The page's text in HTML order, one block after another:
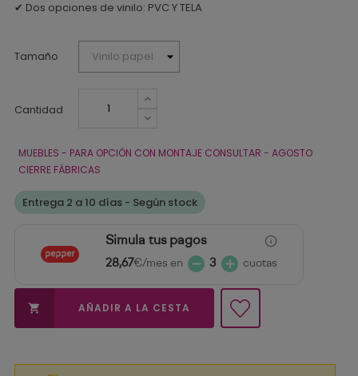
✔ Dos opciones de vinilo: PVC Y TELA
Tamaño
Cantidad
MUEBLES - PARA OPCIÓN CON MONTAJE CONSULTAR - AGOSTO
CIERRE FÁBRICAS
Entrega 2 a 10 días - Según stock
Simula tus pagos
28,67€/mes en 3 cuotas
 AÑADIR A LA CESTA